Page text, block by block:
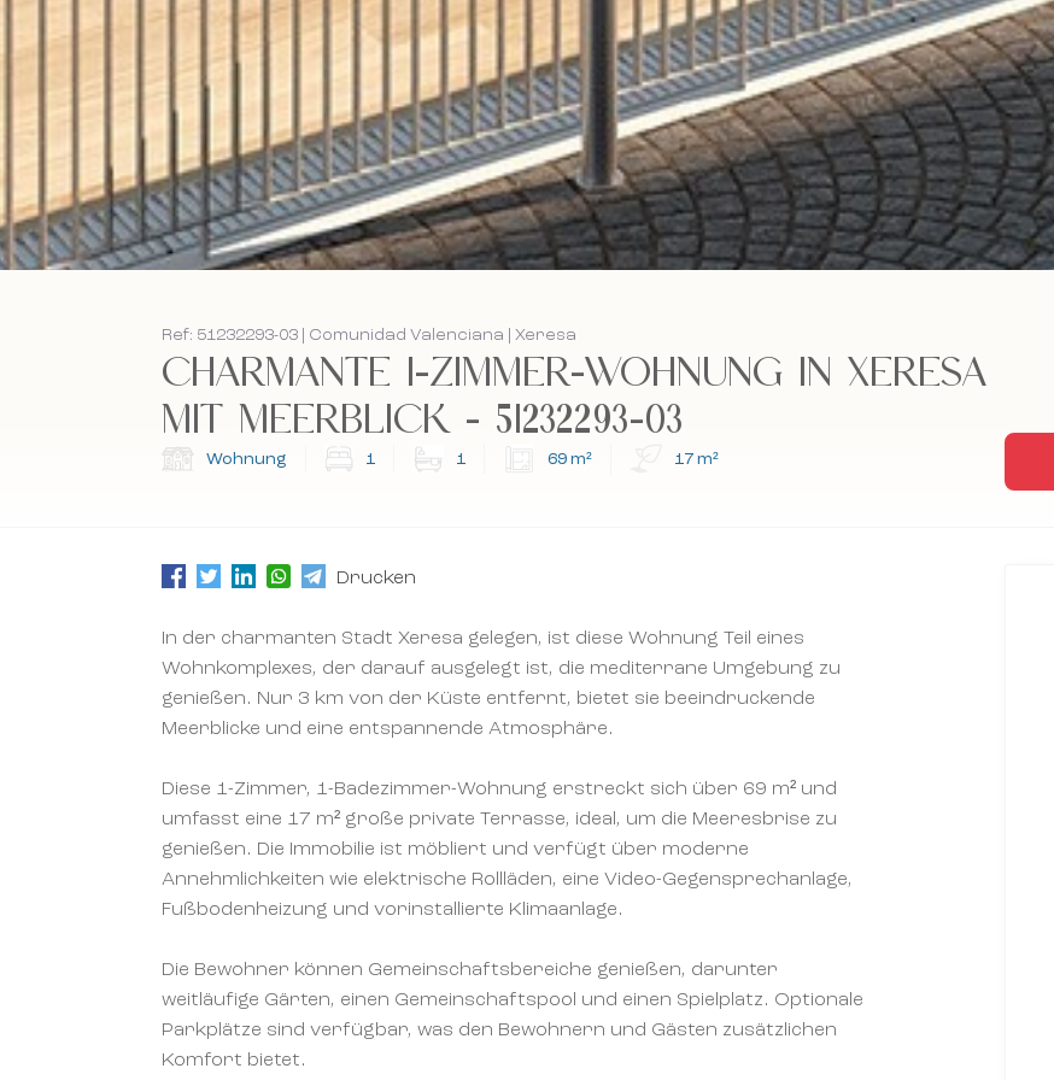
Ref: 51232293-03 | Comunidad Valenciana | Xeresa
CHARMANTE 1-ZIMMER-WOHNUNG IN XERESA
MIT MEERBLICK - 51232293-03
Wohnung 1 1 69 m² 17 m²
Drucken
In der charmanten Stadt Xeresa gelegen, ist diese Wohnung Teil eines
Wohnkomplexes, der darauf ausgelegt ist, die mediterrane Umgebung zu
genießen. Nur 3 km von der Küste entfernt, bietet sie beeindruckende
Meerblicke und eine entspannende Atmosphäre.
Diese 1-Zimmer, 1-Badezimmer-Wohnung erstreckt sich über 69 m² und
umfasst eine 17 m² große private Terrasse, ideal, um die Meeresbrise zu
genießen. Die Immobilie ist möbliert und verfügt über moderne
Annehmlichkeiten wie elektrische Rollläden, eine Video-Gegensprechanlage,
Fußbodenheizung und vorinstallierte Klimaanlage.
Die Bewohner können Gemeinschaftsbereiche genießen, darunter
weitläufige Gärten, einen Gemeinschaftspool und einen Spielplatz. Optionale
Parkplätze sind verfügbar, was den Bewohnern und Gästen zusätzlichen
Komfort bietet.